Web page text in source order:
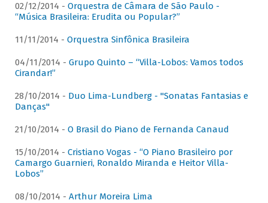
02/12/2014 - Orquestra de Câmara de São Paulo -
“Música Brasileira: Erudita ou Popular?”
11/11/2014 - Orquestra Sinfônica Brasileira
04/11/2014 - Grupo Quinto – “Villa-Lobos: Vamos todos
Cirandar!”
28/10/2014 - Duo Lima-Lundberg - "Sonatas Fantasias e
Danças"
21/10/2014 - O Brasil do Piano de Fernanda Canaud
15/10/2014 - Cristiano Vogas - “O Piano Brasileiro por
Camargo Guarnieri, Ronaldo Miranda e Heitor Villa-
Lobos”
08/10/2014 - Arthur Moreira Lima